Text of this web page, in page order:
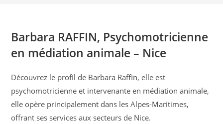
Barbara RAFFIN, Psychomotricienne
en médiation animale – Nice
Découvrez le profil de Barbara Raffin, elle est
psychomotricienne et intervenante en médiation animale,
elle opère principalement dans les Alpes-Maritimes,
offrant ses services aux secteurs de Nice.